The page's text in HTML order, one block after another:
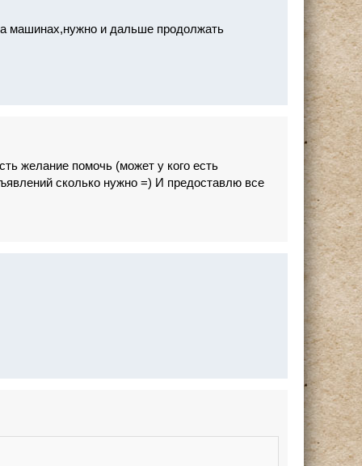
машинах,нужно и дальше продолжать
желание помочь (может у кого есть
сколько нужно =) И предоставлю все